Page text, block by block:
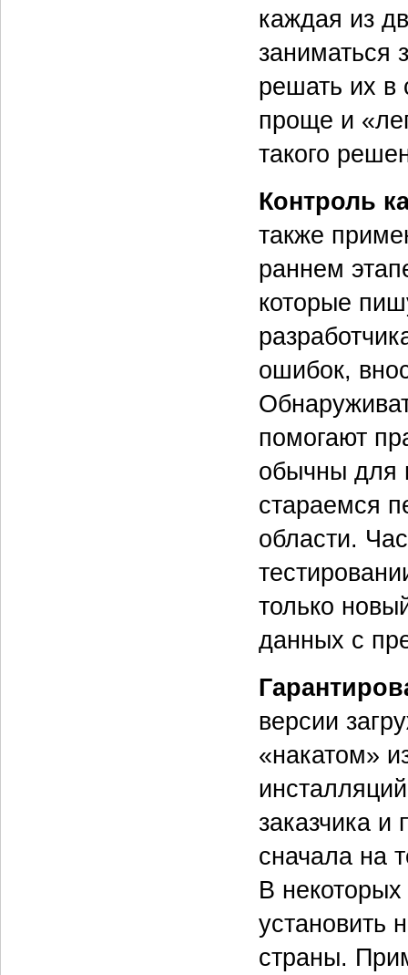
каждая из
заниматься
решать их в
проще и
такого
Контроль
также
раннем
которые
ошибок,
помогают
обычны для
стараемся
области.
только
данных с
версии
«накатом»
заказчика и
сначала на
В
установить
страны.